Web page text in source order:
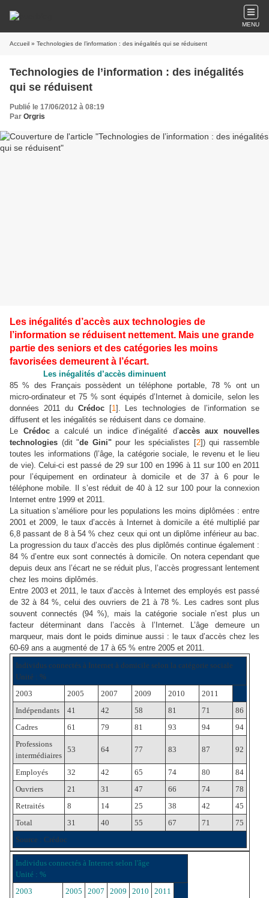
MENU
Accueil » Technologies de l’information : des inégalités qui se réduisent
Technologies de l’information : des inégalités
qui se réduisent
Publié le 17/06/2012 à 08:19
Par Orgris
Les inégalités d’accès aux technologies de
l’information se réduisent nettement. Mais une grande
partie des seniors et des catégories les moins
favorisées demeurent à l’écart.
Les inégalités d’accès diminuent
85 % des Français possèdent un téléphone portable, 78 % ont un
micro-ordinateur et 75 % sont équipés d’Internet à domicile, selon les
données 2011 du Crédoc[1]. Les technologies de l’information se
diffusent et les inégalités se réduisent dans ce domaine.
Le Crédoca calculé un indice d’inégalité d’accès aux nouvelles
technologies (dit "de Gini"pour les spécialistes [2]) qui rassemble
toutes les informations (l’âge, la catégorie sociale, le revenu et le lieu
de vie). Celui-ci est passé de 29 sur 100 en 1996 à 11 sur 100 en 2011
pour l’équipement en ordinateur à domicile et de 37 à 6 pour le
téléphone mobile. Il s’est réduit de 40 à 12 sur 100 pour la connexion
Internet entre 1999 et 2011.
La situation s’améliore pour les populations les moins diplômées : entre
2001 et 2009, le taux d’accès à Internet à domicile a été multiplié par
6,8 passant de 8 à 54 % chez ceux qui ont un diplôme inférieur au bac.
La progression du taux d’accès des plus diplômés continue également :
84 % d’entre eux sont connectés à domicile. On notera cependant que
depuis deux ans l’écart ne se réduit plus, l’accès progressant lentement
chez les moins diplômés.
Entre 2003 et 2011, le taux d’accès à Internet des employés est passé
de 32 à 84 %, celui des ouvriers de 21 à 78 %. Les cadres sont plus
souvent connectés (94 %), mais la catégorie sociale n’est plus un
facteur déterminant dans l’accès à l’Internet. L’âge demeure un
marqueur, mais dont le poids diminue aussi : le taux d’accès chez les
60-69 ans a augmenté de 17 à 65 % entre 2005 et 2011.
Individus connectés à Internet à domicile selon la catégorie sociale
Unité : %
2003
2005 2007 2009 2010
2011
Indépendants
41 42 58 81 71
86
Cadres
61 79 81 93 94
94
Professions
intermédiaires
53 64 77 83 87 92
Employés 32 42 65 74 80
84
Ouvriers
21 31 47 66 74
78
Retraités
8 14 25 38 42
45
Total
31 40 55 67 71
75
Source : Crédoc
Individus connectés à Internet selon l'âge
Unité : %
2003
2005 2007 2009 2010
2011